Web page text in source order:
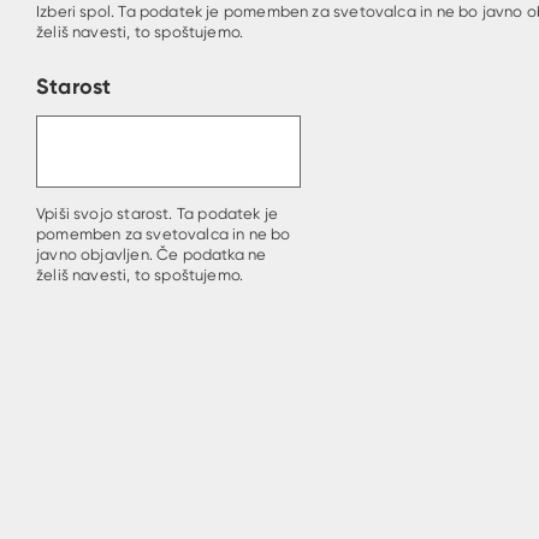
Izberi spol. Ta podatek je pomemben za svetovalca in ne bo javno
želiš navesti, to spoštujemo.
Starost
Vpiši svojo starost. Ta podatek je
pomemben za svetovalca in ne bo
javno objavljen. Če podatka ne
želiš navesti, to spoštujemo.